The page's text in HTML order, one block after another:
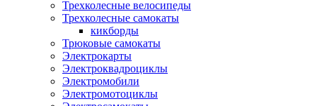
Трехколесные велосипеды
Трехколесные самокаты
кикборды
Трюковые самокаты
Электрокарты
Электроквадроциклы
Электромобили
Электромотоциклы